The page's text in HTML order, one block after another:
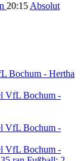
20:15 Absolut
VfL Bochum -
VfL Bochum -
VfL Bochum -